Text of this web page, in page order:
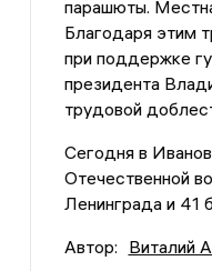
парашюты.
Благодаря этим
при поддержке
президента
трудовой
Сегодня в
Отечественной
Ленинграда и 41
Автор: Виталий